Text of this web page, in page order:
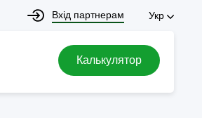
Вхід партнерам Укр
Калькулятор